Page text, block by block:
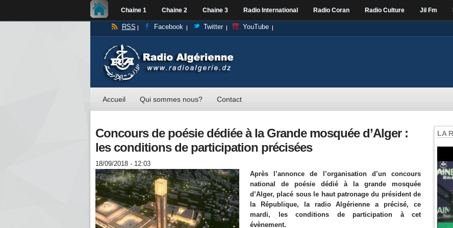
Chaine 1 Chaine 2 Chaine 3 Radio International Radio Coran Radio Culture Jil Fm
RSS Facebook Twitter YouTube
Accueil Qui sommes nous? Contact
Concours de poésie dédiée à la Grande mosquée d’Alger :
les conditions de participation précisées
18/09/2018 - 12:03
Après l’annonce de l’organisation d’un concours
national de poésie dédié à la grande mosquée
d’Alger, placé sous le haut patronage du président de
la République, la radio Algérienne a précisé, ce
mardi, les conditions de participation à cet
évènement.
LA